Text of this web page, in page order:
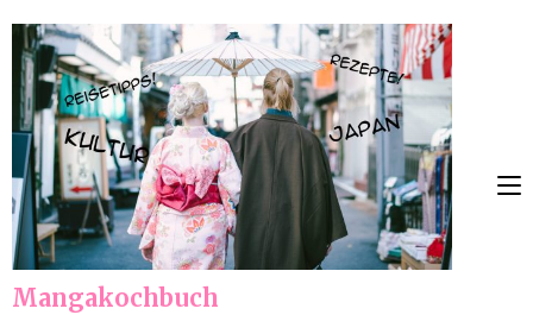
content
(Press
Enter)
Mangakochbuch